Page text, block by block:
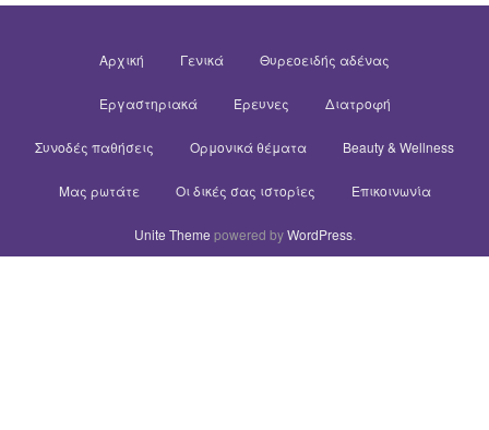
Αρχική Γενικά Θυρεοειδής αδένας
Εργαστηριακά Έρευνες Διατροφή
Συνοδές παθήσεις Ορμονικά θέματα Beauty & Wellness
Μας ρωτάτε Οι δικές σας ιστορίες Επικοινωνία
Unite Theme powered byWordPress.